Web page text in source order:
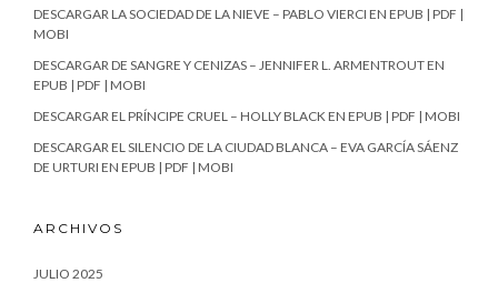
DESCARGAR LA SOCIEDAD DE LA NIEVE – PABLO VIERCI EN EPUB | PDF |
MOBI
DESCARGAR DE SANGRE Y CENIZAS – JENNIFER L. ARMENTROUT EN
EPUB | PDF | MOBI
DESCARGAR EL PRÍNCIPE CRUEL – HOLLY BLACK EN EPUB | PDF | MOBI
DESCARGAR EL SILENCIO DE LA CIUDAD BLANCA – EVA GARCÍA SÁENZ
DE URTURI EN EPUB | PDF | MOBI
ARCHIVOS
JULIO 2025